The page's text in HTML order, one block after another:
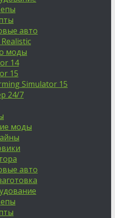
авто
моды
14
15
Simulator 15
24/7
моды
авто